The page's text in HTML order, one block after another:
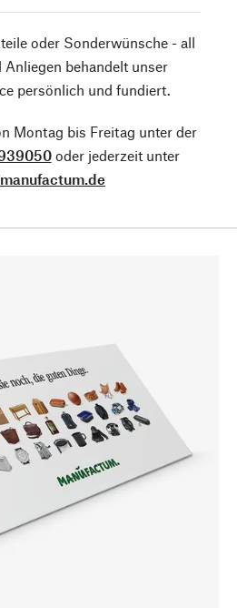
oder Sonderwünsche - all
Anliegen behandelt unser
persönlich und fundiert.
Montag bis Freitag unter der
oder jederzeit unter